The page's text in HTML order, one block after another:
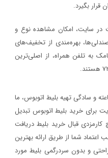
بگیرد.
در سایت، امکان مشاهده نوع و
بهره‌مندی از تخفیف‌های
به تلفن همراه، از اصلی‌ترین
امکانات در کنار پشتیبانی‌ ۲۴ ساعته و سادگی تهیه بلیط اتوبوس، ما
برای خرید بلیط اتوبوس تبدیل
سفر۷۲۴ از شما هیچ کارمزدی قبال خرید بلیط دریافت
شما از طریق ارائه بهترین
و بدون سردرگمی بلیط مورد